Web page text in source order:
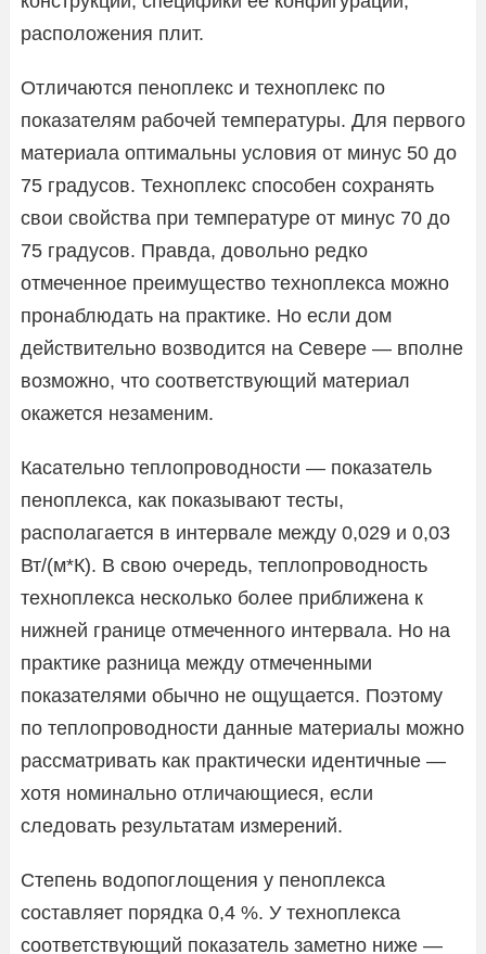
расположения плит.
Отличаются пеноплекс и техноплекс по
показателям рабочей температуры. Для первого
материала оптимальны условия от минус 50 до
75 градусов. Техноплекс способен сохранять
свои свойства при температуре от минус 70 до
75 градусов. Правда, довольно редко
отмеченное преимущество техноплекса можно
пронаблюдать на практике. Но если дом
действительно возводится на Севере — вполне
возможно, что соответствующий материал
окажется незаменим.
Касательно теплопроводности — показатель
пеноплекса, как показывают тесты,
располагается в интервале между 0,029 и 0,03
Вт/(м*К). В свою очередь, теплопроводность
техноплекса несколько более приближена к
нижней границе отмеченного интервала. Но на
практике разница между отмеченными
показателями обычно не ощущается. Поэтому
по теплопроводности данные материалы можно
рассматривать как практически идентичные —
хотя номинально отличающиеся, если
следовать результатам измерений.
Степень водопоглощения у пеноплекса
составляет порядка 0,4 %. У техноплекса
соответствующий показатель заметно ниже —